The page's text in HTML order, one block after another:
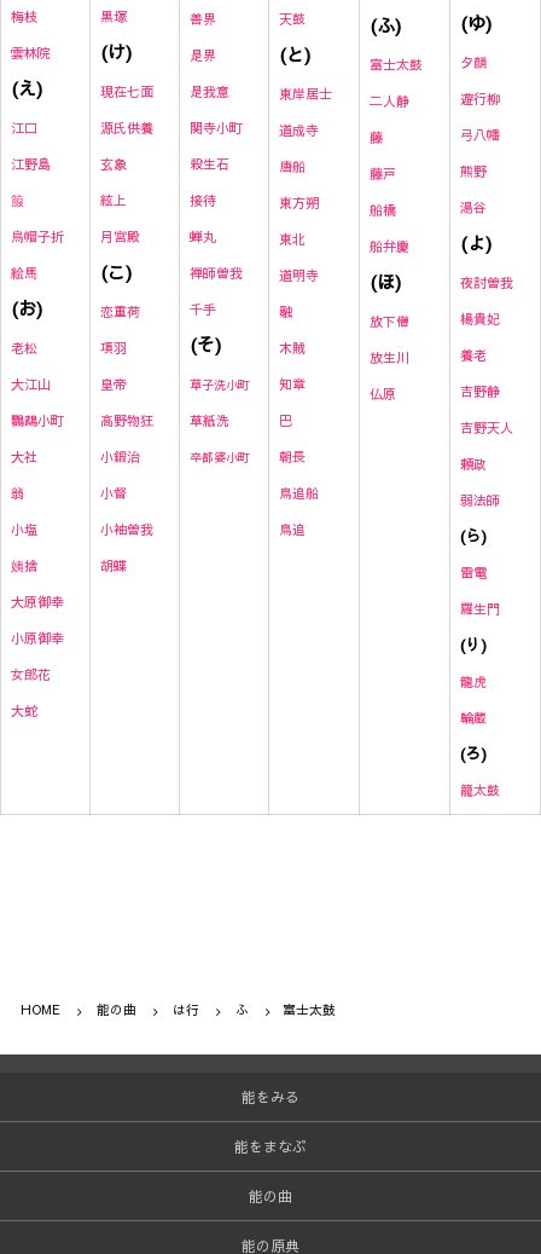
梅枝
雲林院
(え)
江口
江野島
箙
烏帽子折
絵馬
(お)
老松
大江山
鸚鵡小町
大社
翁
小塩
姨捨
大原御幸
小原御幸
女郎花
大蛇
黒塚
(け)
現在七面
源氏供養
玄象
絃上
月宮殿
(こ)
恋重荷
項羽
皇帝
高野物狂
小鍛治
小督
小袖曽我
胡蝶
善界
是界
是我意
関寺小町
殺生石
接待
蝉丸
禅師曽我
千手
(そ)
草子洗小町
草紙洗
卒都婆小町
天鼓
(と)
東岸居士
道成寺
唐船
東方朔
東北
道明寺
融
木賊
知章
巴
朝長
鳥追船
鳥追
(ふ)
富士太鼓
二人静
藤
藤戸
船橋
船弁慶
(ほ)
放下僧
放生川
仏原
(ゆ)
夕顔
遊行柳
弓八幡
熊野
湯谷
(よ)
夜討曽我
楊貴妃
養老
吉野静
吉野天人
頼政
弱法師
(ら)
雷電
羅生門
(り)
龍虎
輪蔵
(ろ)
籠太鼓
HOME 能の曲 は行 ふ 富士太鼓
能をみる
能をまなぶ
能の曲
能の原典